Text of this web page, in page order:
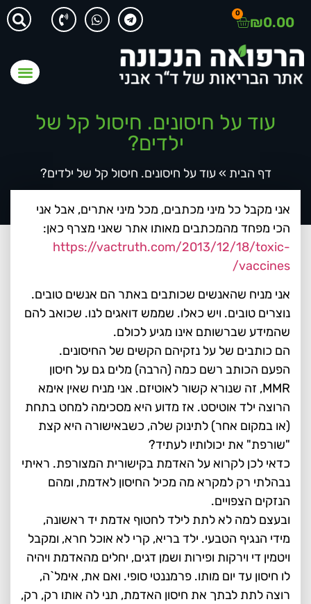
₪0.00
0
עוד על חיסונים. חיסול קל של
ילדים?
דף הבית »עוד על חיסונים. חיסול קל של ילדים?
אני מקבל כל מיני מכתבים, מכל מיני אתרים, אבל אני
הכי מפחד מהמכתבים מאותו אתר שאני מצרף כאן:
https://vactruth.com/2013/12/18/toxic-
vaccines/
אני מניח שהאנשים שכותבים באתר הם אנשים טובים.
נוצרים טובים. ויש כאלו. שממש דואגים לנו. שכואב להם
שהמידע שברשותם אינו מגיע לכולם.
הם כותבים של על נזקיהם הקשים של החיסונים.
הפעם הכותב רשם כמה (הרבה) מלים גם על חיסון
MMR, זה שנורא קשור לאוטיזם. אני מניח שאין אימא
הרוצה ילד אוטיסט. אז מדוע היא מסכימה למחט בתחת
(או במקום אחר) לתינוק שלה, כשבאישורה היא קצת
"שורפת" את יכולותיו לעתיד?
כדאי לכן לקרוא על האדמת בקישורית המצורפת. ראיתי
נבהלתי רק למקרא מה מכיל החיסון לאדמת, ומהם
הנזקים הצפויים.
ובעצם למה לא לתת לילד לחטוף אדמת יד ראשונה,
מידי הנגיף הטבעי. ילד בריא, קרי לא אוכל חרא, ומקבל
ויטמין די וירקות ופירות ושמן דגים, יחלים מהאדמת ויהיה
לו חיסון עד יום מותו. פרמננטי סופי. ואם את, אימל`ה,
רוצה לתת לבתך את חיסון האדמת, תני לה אותו רק, רק,